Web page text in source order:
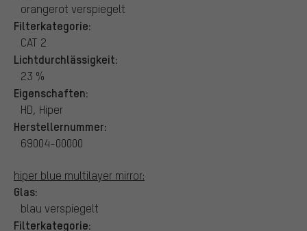
orangerot verspiegelt
Filterkategorie:
CAT 2
Lichtdurchlässigkeit:
23 %
Eigenschaften:
HD, Hiper
Herstellernummer:
69004-00000
hiper blue multilayer mirror:
Glas:
blau verspiegelt
Filterkategorie: